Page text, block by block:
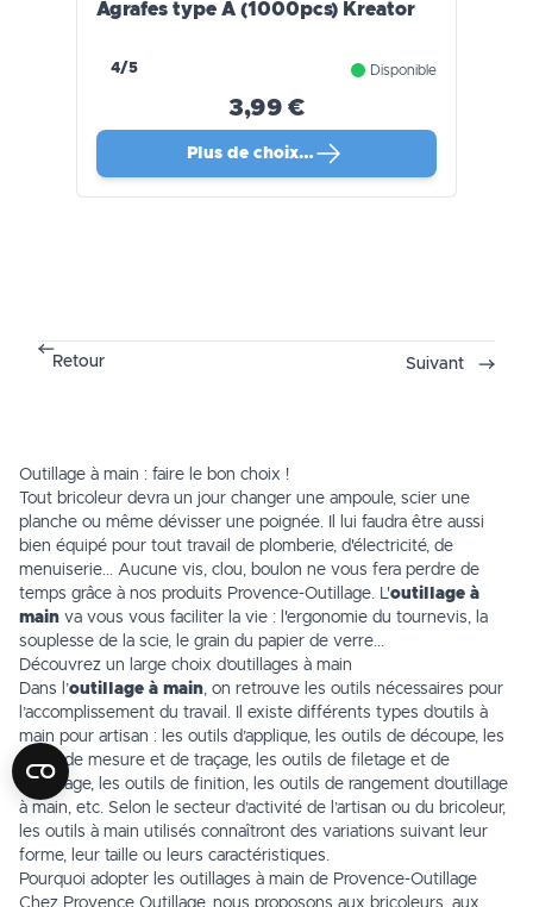
Agrafes type A (1000pcs) Kreator
4/5 Disponible
3,99 €
Plus de choix…
Retour Suivant
Outillage à main : faire le bon choix !
Tout bricoleur devra un jour changer une ampoule, scier une
planche ou même dévisser une poignée. Il lui faudra être aussi
bien équipé pour tout travail de plomberie, d'électricité, de
menuiserie... Aucune vis, clou, boulon ne vous fera perdre de
temps grâce à nos produits Provence-Outillage. L'outillage à
main va vous vous faciliter la vie : l'ergonomie du tournevis, la
souplesse de la scie, le grain du papier de verre...
Découvrez un large choix d’outillages à main
Dans l’outillage à main, on retrouve les outils nécessaires pour
l’accomplissement du travail. Il existe différents types d’outils à
main pour artisan : les outils d’applique, les outils de découpe, les
outils de mesure et de traçage, les outils de filetage et de
taraudage, les outils de finition, les outils de rangement d’outillage
à main, etc. Selon le secteur d’activité de l’artisan ou du bricoleur,
les outils à main utilisés connaîtront des variations suivant leur
forme, leur taille ou leurs caractéristiques.
Pourquoi adopter les outillages à main de Provence-Outillage
Chez Provence Outillage, nous proposons aux bricoleurs, aux